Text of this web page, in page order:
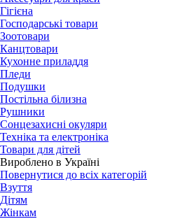
Гігієна
Господарські товари
Зоотовари
Канцтовари
Кухонне приладдя
Пледи
Подушки
Постільна білизна
Рушники
Сонцезахисні окуляри
Техніка та електроніка
Товари для дітей
Вироблено в Україні
Повернутися до всіх категорій
Взуття
Дітям
Жінкам